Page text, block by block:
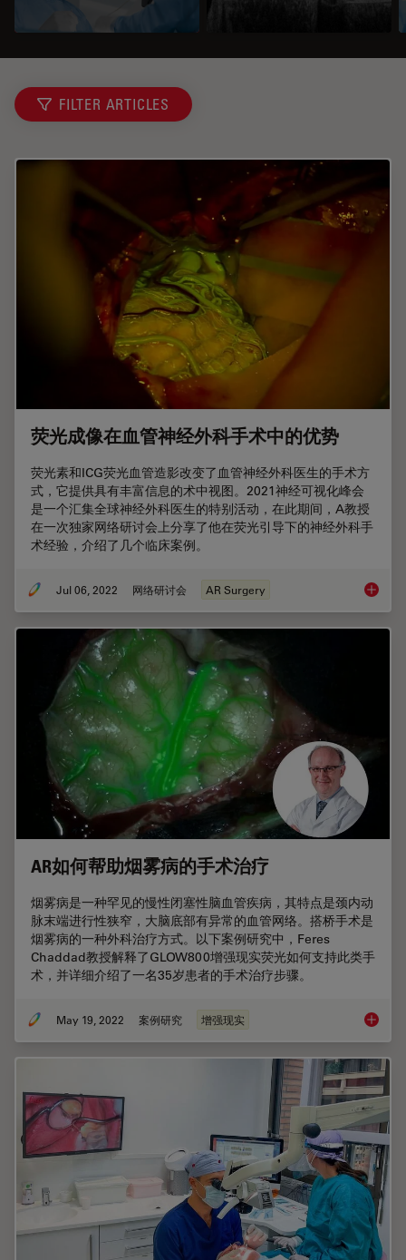
FILTER ARTICLES
荧光成像在血管神经外科手术中的优势
荧光素和ICG荧光血管造影改变了血管神经外科医生的手术方
式，它提供具有丰富信息的术中视图。2021神经可视化峰会
是一个汇集全球神经外科医生的特别活动，在此期间，A教授
在一次独家网络研讨会上分享了他在荧光引导下的神经外科手
术经验，介绍了几个临床案例。
Jul 06, 2022 网络研讨会 AR Surgery 荧光成
AR如何帮助烟雾病的手术治疗
烟雾病是一种罕见的慢性闭塞性脑血管疾病，其特点是颈内动
脉末端进行性狭窄，大脑底部有异常的血管网络。搭桥手术是
烟雾病的一种外科治疗方式。以下案例研究中，Feres
Chaddad教授解释了GLOW800增强现实荧光如何支持此类手
术，并详细介绍了一名35岁患者的手术治疗步骤。
May 19, 2022 案例研究 增强现实 AR如何